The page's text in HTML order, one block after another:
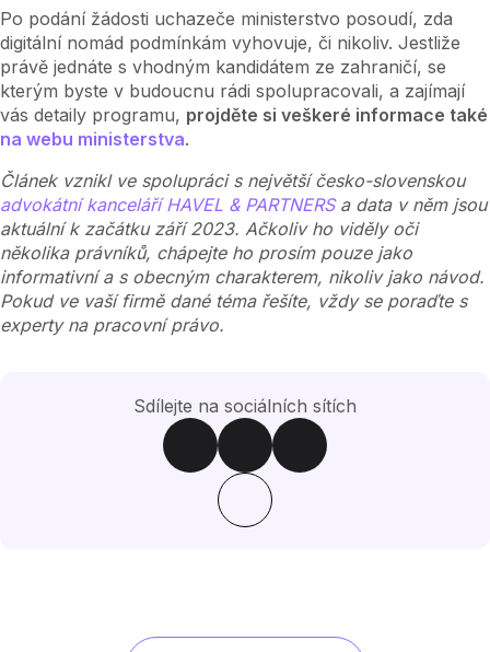
Po podání žádosti uchazeče ministerstvo posoudí, zda
digitální nomád podmínkám vyhovuje, či nikoliv. Jestliže
právě jednáte s vhodným kandidátem ze zahraničí, se
kterým byste v budoucnu rádi spolupracovali, a zajímají
vás detaily programu, projděte si veškeré informace také
na webu ministerstva.
Článek vznikl ve spolupráci s největší česko-slovenskou
advokátní kanceláří HAVEL & PARTNERSa data v něm jsou
aktuální k začátku září 2023. Ačkoliv ho viděly oči
několika právníků, chápejte ho prosím pouze jako
informativní a s obecným charakterem, nikoliv jako návod.
Pokud ve vaší firmě dané téma řešíte, vždy se poraďte s
experty na pracovní právo.
Sdílejte na sociálních sítích